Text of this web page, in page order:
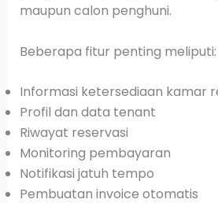
maupun calon penghuni.
Beberapa fitur penting meliputi:
Informasi ketersediaan kamar
Profil dan data tenant
Riwayat reservasi
Monitoring pembayaran
Notifikasi jatuh tempo
Pembuatan invoice otomatis